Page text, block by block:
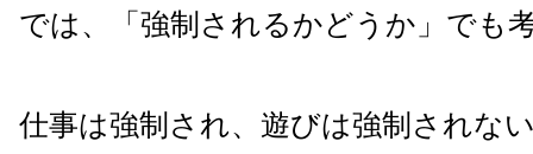
では、「強制されるかどうか」でも
仕事は強制され、遊びは強制されな